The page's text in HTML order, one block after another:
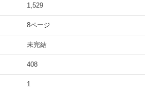
1,529
8ページ
未完結
408
1